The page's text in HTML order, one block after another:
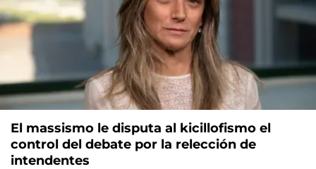
El massismo le disputa al kicillofismo el
control del debate por la relección de
intendentes